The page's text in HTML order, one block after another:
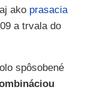
ako prasacia
a trvala do
spôsobené